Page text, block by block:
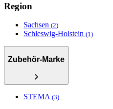
Region
Sachsen (2)
Schleswig-Holstein (1)
Zubehör-Marke
STEMA (3)